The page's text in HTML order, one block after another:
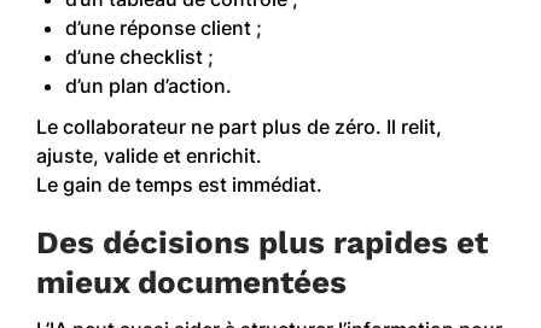
d’une réponse client ;
d’une checklist ;
d’un plan d’action.
Le collaborateur ne part plus de zéro. Il relit,
ajuste, valide et enrichit.
Le gain de temps est immédiat.
Des décisions plus rapides et
mieux documentées